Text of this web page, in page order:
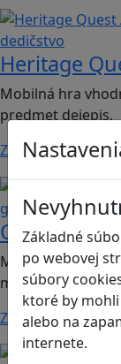
Základné
po webovej
súbory
ktoré by
alebo na
internete.
dedičstvo
Heritage
Mobilná hra
predmet dejepis.
Zistiť viac
gramotnosť
Chicken
Mobilná hra
mediálna
Zistiť viac
Ľudské